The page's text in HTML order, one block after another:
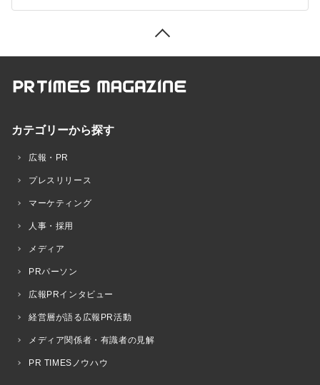
カテゴリーから探す
広報・PR
プレスリリース
マーケティング
人事・採用
メディア
PRパーソン
広報PRインタビュー
経営層が語る広報PR活動
メディア関係者・有識者の見解
PR TIMESノウハウ